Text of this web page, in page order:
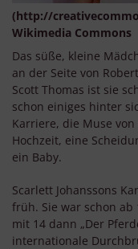
(http://
Wikimedia Commons
Das süße, kleine
an der Seite von
Scott Thomas ist sie
schon einiges hinter
Karriere, die Muse
Hochzeit, eine
ein Baby.
Scarlett Johanssons
früh. Sie war schon
mit 14 dann „Der
internationale